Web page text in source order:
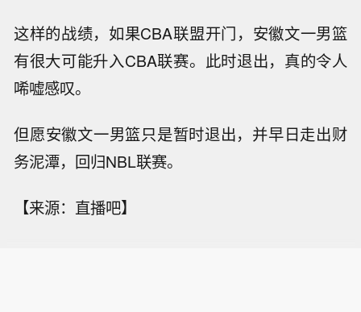
这样的战绩，如果CBA联盟开门，安徽文一男篮
有很大可能升入CBA联赛。此时退出，真的令人
唏嘘感叹。
但愿安徽文一男篮只是暂时退出，并早日走出财
务泥潭，回归NBL联赛。
【来源：直播吧】